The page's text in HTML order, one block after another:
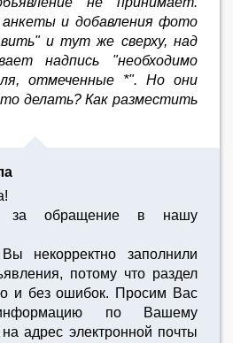
анкеты и добавления фото
и тут же сверху, над
надпись "необходимо
отмеченные *". Но они
делать? Как разместить
за обращение в нашу
некорректно заполнили
потому что раздел
и без ошибок. Просим Вас
по Вашему
адрес электронной почты